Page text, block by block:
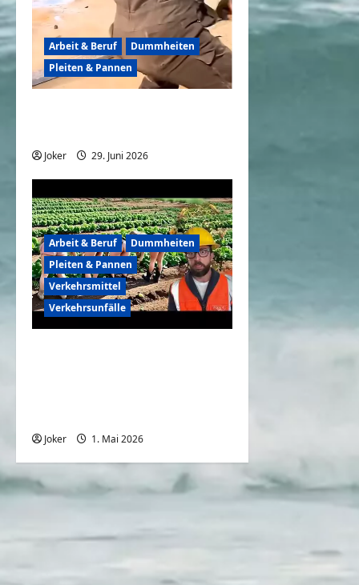
Arbeit & Beruf
Dummheiten
Pleiten & Pannen
Joker 29. Juni 2026
Arbeit & Beruf
Dummheiten
Pleiten & Pannen
Verkehrsmittel
Verkehrsunfälle
Joker 1. Mai 2026